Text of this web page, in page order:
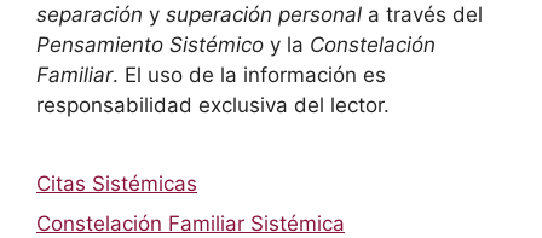
separación y superación personal a través del
Pensamiento Sistémico y la Constelación
Familiar. El uso de la información es
responsabilidad exclusiva del lector.
Citas Sistémicas
Constelación Familiar Sistémica